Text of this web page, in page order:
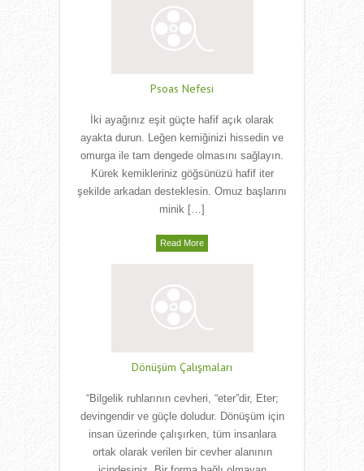
Psoas Nefesi
İki ayağınız eşit güçte hafif açık olarak
ayakta durun. Leğen kemiğinizi hissedin ve
omurga ile tam dengede olmasını sağlayın.
Kürek kemikleriniz göğsünüzü hafif iter
şekilde arkadan desteklesin. Omuz başlarını
minik […]
Read More
Dönüşüm Çalışmaları
“Bilgelik ruhlarının cevheri, “eter”dir, Eter;
devingendir ve güçle doludur. Dönüşüm için
insan üzerinde çalışırken, tüm insanlara
ortak olarak verilen bir cevher alanının